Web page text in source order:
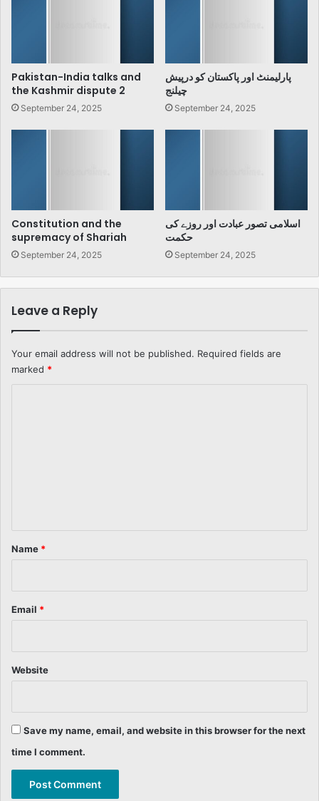
Pakistan-India talks and
the Kashmir dispute 2
September 24, 2025
پارلیمنٹ اور پاکستان کو درپیش
چیلنج
September 24, 2025
Constitution and the
supremacy of Shariah
September 24, 2025
اسلامی تصور عبادت اور روزے کی
حکمت
September 24, 2025
Leave a Reply
Your email address will not be published. Required fields are
marked *
*
Name *
Email *
Website
Save my name, email, and website in this browser for the next
time I comment.